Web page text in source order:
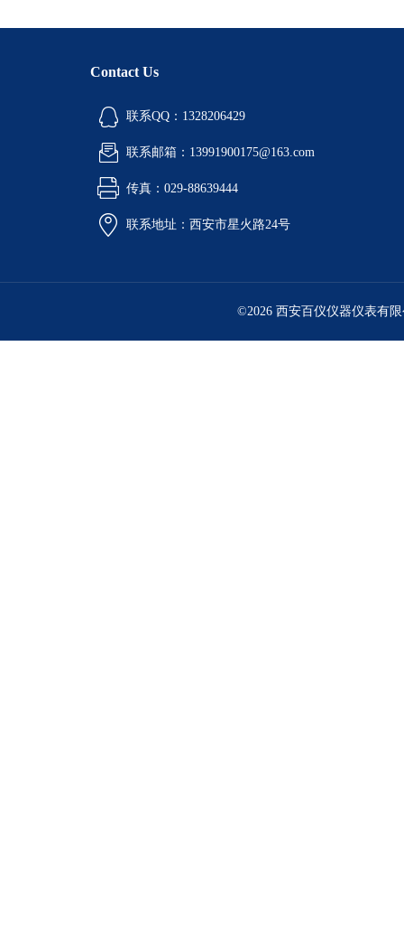
Contact Us
联系QQ：1328206429
联系邮箱：13991900175@163.com
传真：029-88639444
联系地址：西安市星火路24号
©2026 西安百仪仪器仪表有